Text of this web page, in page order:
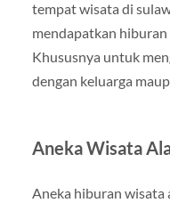
tempat wisata di
mendapatkan hiburan
Khususnya untuk
dengan keluarga
Aneka Wisata
Aneka hiburan wisata